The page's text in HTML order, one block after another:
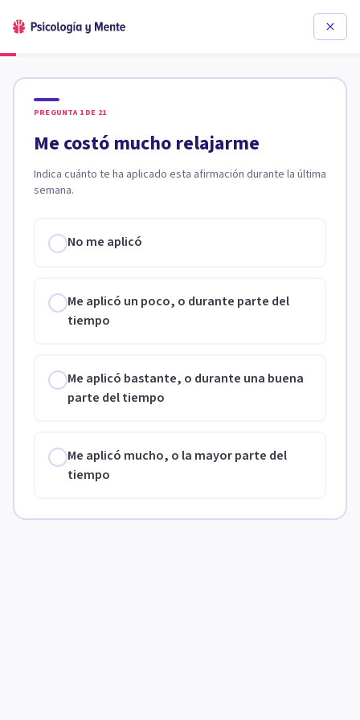
PREGUNTA 1 DE 21
Me costó mucho relajarme
Indica cuánto te ha aplicado esta afirmación durante la última
semana.
No me aplicó
Me aplicó un poco, o durante parte del
tiempo
Me aplicó bastante, o durante una buena
parte del tiempo
Me aplicó mucho, o la mayor parte del
tiempo